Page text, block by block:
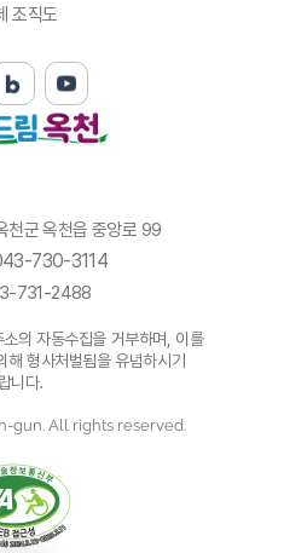
조직도
군 옥천읍 중앙로 99
730-3114
731-2488
의 자동수집을 거부하며, 이를
형사처벌됨을 유념하시기
니다.
gun. All rights reserved.